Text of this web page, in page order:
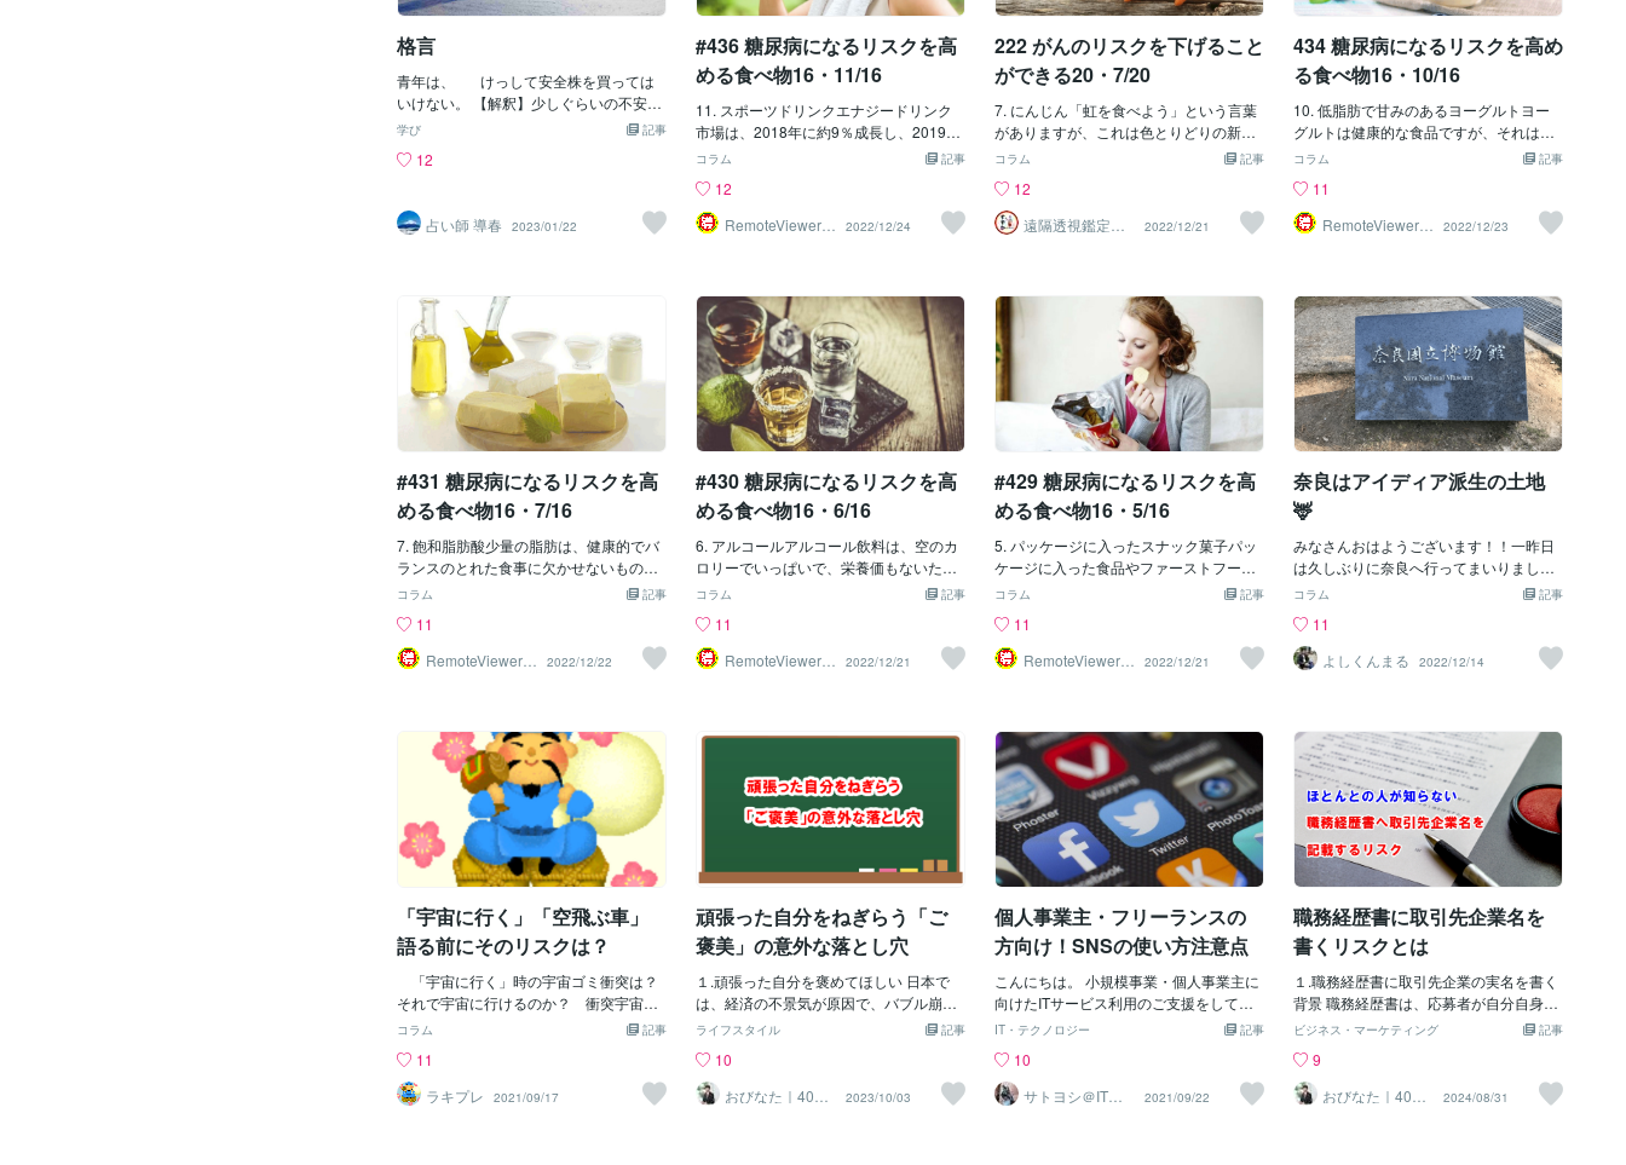
義務や、他の財政的義務に変更が生じる
可能性があります。日本の民法では、再
シナリオ このふたつを作ることです。 た
とえば飛行機に乗って、
コード→ 2⃣ 申し込む
るわけではありませんが、加工ケーキや
クッキーのような血糖指数の高い食品
急激に上昇させます。甘いものは血糖値
とインスリン値を急激に上昇させ、アン
ドロゲン分泌の増加、油分の生成、炎症
を引き起こし、これらはすべて健康状態
血糖値の問題、心臓病のリスク増加な
ど、危険な状態になる可能性がありま
尿病と診断されている方は、加工された
甘いものの摂取量を管理することが必要
です。甘いものは炭水化物の摂取量を大
幅に増やし、血糖値を上昇させる可能性
があります。精製された砂糖は、サトウ
キビやテンサイから糖分を抽出するため
に加工されたものです。低脂肪の食品
は、お菓子と同様、味付けに砂糖を使っ
ているため、最も悪い影響を及ぼしま
す。お菓子も
適度な量を守り、食べる頻度には気をつ
けましょう。レーズン1個（1オンス）の
カロリーは84kcalで、そのほとんどが糖
分によるものです。ドライフルーツは甘
くてエネルギーが豊富なため、一度に大
量に食べると糖分やカロリーの摂り過ぎ
になりがちです。1⃣ 割引クーポンをゲッ
る。 https://coconala.com/ 紫 光：クー
ポンコード→ H20WNK すずか：クーポ
ンコード→ NQGN1B 導 与：クーポン
DA92VV え ま：クーポンコード→
2⃣ 申し込む 紫 光：https://coconala.co
m/users/3566974 すずか：https://cocona
la.com/users/3162848 寿 花：https://co
conala.com/user
格言
青年は、 けっして安全株を買っては
いけない。 【解釈】少しぐらいの不安が
あっても、これだと思うものに将来を賭
人・作家 出典「牡鶏とアルルカン」 梅個
22005/228651 松個性(城) ：https://coc
onala.com/blogs/2722005/228889 桜個
onala.com/blogs/2722005/215858 １０
００円クーポン：https://coconala.com/in
vite/B5QXX3
記事
学び
12
占い師 導春 2023/01/22
#436 糖尿病になるリスクを高
める食べ物16・11/16
11. スポーツドリンクエナジードリンク
市場は、2018年に約9％成長し、2019年
には約8％増加する勢いです。エナジード
つあり、その人気の高まりとともに販売
数も伸びています。ソーダやポップなど
の清涼飲料水は今でも最も売れています
す。エナジードリンクの人気上昇の多く
は、主に若者を対象とした積極的なマー
ケティングキャンペーンと関係がありま
す。 平日や週末に特に活動的な人は、ス
ポーツドリンクでエネルギーと水分を補
給したくなることが多いでしょう。しか
し、多くのスポーツドリンクには砂糖や
人工甘味料が多く含まれていることに留
意してください。 エナジードリンクはカ
フェインと炭水化物を多く含むので、走
った後に飲むと効果的かもしれません。
しかし、研究によると、エナジードリン
クは血糖値を急上昇させるだけでなく、
インスリン抵抗性を引き起こす可能性が
尿病のリスクを高める可能性がありま
す。 カフェインの過剰摂取は、神経過敏
になり、血圧を上昇させ、不眠症の原因
を与える可能性があります。ほとんどの
水が最適です。大量に汗をかいたり、電
解質の損失が心配な場合は、水に少量の
ココナッツウォーターを加えたり、バナ
効果的です。新鮮なレモンやライムで味
で、さらにのどの渇きを癒しましょう。
1⃣ 割引クーポ
記事
コラム
12
RemoteViewer導
2022/12/24
222 がんのリスクを下げること
ができる20・7/20
7. にんじん「虹を食べよう」という言葉
がありますが、これは色とりどりの新鮮
な野菜や果物を食べることの大切さを意
菜には、ポリフェノールと呼ばれる多種
多様な抗酸化化合物が含まれており、そ
れぞれが異なる保護効果を持っているか
まれています。 抗酸化物質は、フリーラ
ジカルを中和する働きがあります。フリ
ーラジカルとは、電子を失った不安定な
酸素分子のことで、安定した他の酸素分
子から電子を奪って体内を動き回りま
す。その際、フリーラジカルは細胞やDN
Aにダメージを与えます。 フリーラジカ
ルが日常的に発生すると、慢性的な炎症
や酸化ストレスを引き起こし、がんなど
の慢性疾患を引き起こす可能性がありま
す。 フリーラジカルは、有害物質や環境
汚染物質の吸入、喫煙、飽和脂肪や塩
分、糖分の多い加工食品の摂取など、さ
まざまな方法で体内に侵入します。ま
結果として、体内で生成されることもあ
ります。 だからこそ、フリーラジカルに
電子を提供し、フリーラジカルを効果的
しており、カロテノイドと呼ばれる抗酸
化物質のポリフェノールを含んでいま
す。1000円割引クーポン https://coconal
a.com/ すずか：クーポンコード→ NQGN
1B 松個性(城)：https://coconala.com/blo
gs/3162848/220878 梅個性(大物)：http
s://coconala.com/blog
記事
コラム
12
遠隔透視鑑定
師・すずか✡
2022/12/21
434 糖尿病になるリスクを高め
る食べ物16・10/16
10. 低脂肪で甘みのあるヨーグルトヨー
グルトは健康的な食品ですが、それは全
脂肪、オーガニック、プレーンを選んだ
のヨーグルトを選び、砂糖の摂取を控え
ていると考えているようです。 適度な量
であれば、ヨーグルトは炭水化物、たん
カロリーに注意が必要です。ヨーグルト
はカルシウム、タンパク質、プロバイオ
ティクスの優れた供給源であり、ヨーグ
ルトを定期的に摂取することは、免疫系
の機能向上、体重管理、炎症の軽減につ
ながります。 低脂肪や加糖のヨーグルト
には砂糖が含まれていることが多いの
で、プレーンで全脂肪のオーガニックヨ
ーグルトを選んでみてください。もちろ
ん、ベリーなどの果物や、小さじ半分の
蜂蜜や本物のメープルシロップで甘みを
つけても構いません。もちろん、ベリー
などのフルーツや、小さじ半分のハチミ
ツやメープルシロップで甘みをつけても
する。 1000円割引クーポンをゲットす
る。 https://coconala.com/ 紫 光：クー
ポンコード→ H20WNK すずか：クーポ
ド→ B5QXX3 寿 花：クーポンコード→
DA92VV え ま：クーポンコード→
2⃣ 申し込む 紫 光：https://coconala.co
m/users/3566974 すずか：https://cocona
la.com/users/3162848 寿 花：https://co
co
記事
コラム
11
RemoteViewer導
2022/12/23
#431 糖尿病になるリスクを高
める食べ物16・7/16
7. 飽和脂肪酸少量の脂肪は、健康的でバ
ランスのとれた食事に欠かせないもので
す。脂肪は、体内で作ることのできない
D、Eは脂溶性で、脂質の助けがなければ
吸収されません。 食品に含まれる主な脂
肪の種類は飽和と不飽和で、ほとんどの
身の肉などの飽和脂肪酸を減らし、菜種
油やオリーブ油などの不飽和脂肪酸に置
き換えることが必要です。 飽和脂肪酸
は、甘いものもしょっぱいものも、多く
の食品に含まれています。そのほとんど
は、肉や乳製品などの動物性食品、そし
てパーム油やココナッツオイルなどの植
物性食品に由来しています。 飽和脂肪と
コレステロール値の上昇との間には、十
分な関連性があることを示す証拠があり
ます。Diabetes UKおよび英国栄養士協
会は、医療専門家に対し、飽和脂肪酸の
多い食事を勧めないよう呼びかけていま
す(3)。2型糖尿病患者に推奨される食事
わせたものであることが重要です。した
がって、飽和脂肪酸を多く含まない低炭
水化物や地中海式ダイエットのような食
記事
コラム
11
RemoteViewer導
2022/12/22
#430 糖尿病になるリスクを高
める食べ物16・6/16
6. アルコールアルコール飲料は、空のカ
ロリーでいっぱいで、栄養価もないた
め、ウエストには悪いニュースです。し
が含まれていることを考えていません。
サイダー1杯には小さじ5杯分の砂糖が含
まれており、世界保健機関（WHO）が1
血糖値に悪影響を及ぼし、大酒飲みの人
クが高まります。 糖尿病の方でもお酒を
飲むことはできますが、健康を維持する
ためにいくつか注意しなければならない
くのカロリーが含まれており、例えばラ
るため、病状を管理する能力に負担をか
けることになります。 お酒を飲むと、空
腹感が増すため太りやすくなり、2型糖尿
病の発症リスクも高まります。さらに、
大量飲酒はインスリンに対する体の感受
性を低下させ、これも2型糖尿病の引き金
の量が気になる場合は、お酒を飲むたび
にコップ1杯の水を飲む、低アルコール飲
料を選ぶ、食事の経験の一部としてお酒
記事
コラム
11
RemoteViewer導
2022/12/21
#429 糖尿病になるリスクを高
める食べ物16・5/16
5. パッケージに入ったスナック菓子パッ
ケージに入った食品やファーストフー
ド、特に焼き菓子やお菓子、チップス、
いものリストに入れる必要があります。
ポテトチップスのような包装されたスナ
ック菓子には、不健康な脂肪分が多く含
ランス脂肪酸に変化しています。植物性
油脂は非常に不健康なものですが、買い
物客は簡単に手に入れることができま
す。 1日に摂取する砂糖の大部分は、健
康的な食品として販売されている様々な
パッケージ食品や加工食品に隠されてい
ます。健康的な食品として販売されてい
る食品の多くは、健康的であるかのよう
に見せかけ、実際には糖分を多く含んで
います。 最も一般的な例は、「ナチュラ
ル」、「ヘルシー」、「低脂肪」、「ダ
イエット」、「ライト」などのラベルで
す。これらの製品は、脂肪分やカロリー
は低いかもしれませんが、砂糖がたっぷ
た、これらのラベルは、非常にカラフル
で魅力的なパッケージに入っているた
め、簡単に見つけることができ、2つで1
記事
コラム
11
RemoteViewer導
2022/12/21
奈良はアイディア派生の土地
🦌
みなさんおはようございます！！一昨日
は久しぶりに奈良へ行ってまいりまし
た。かなり充実しました、思ってた以上
上のスケールがでかい経験を積むことっ
てあるんですよね。それは頭でわかって
るけど行動できない人はいち早く行動し
ってみて経験する。その経験がポジティ
ブかネガティブかメリットデメリットで
生産性ばかりを重視しないで欲しいのは
僕の生き方としては重要視しています。
なので利益とか物質的快楽価値観だけに
囚われず、トキメキ起点と素直マインド
重視で動きましょうね！！鹿が可愛かっ
た...気づいたアイディアはすぐにメモす
る意識！！そしてただ単に行動するだけ
じゃなく行動して気づいたことや得られ
た知識経験はメモしましょう。to doリス
トを細かく炙り出すんです。そうすると
今本当に自分がしたいことと、必要ない
ことが改めてわかります！！どうせ一度
いに決まってますよね？！こういうこと
なんです笑きっと僕以外にもこういった
やるべきリストを明確化して行動に移す
記事
コラム
11
よしくんまる
2022/12/14
「宇宙に行く」「空飛ぶ車」
語る前にそのリスクは？
「宇宙に行く」時の宇宙ゴミ衝突は？
それで宇宙に行けるのか？ 衝突宇宙ゴ
ミの落下は？その被害損害の責任は誰が
んだよね。それなら宇宙ゴミ何とかして
から行って欲しい。 地球がヤバくて宇
宙に逃げ出したいのだろうけど、たぶん
記事
コラム
11
ラキプレ
2021/09/17
頑張った自分をねぎらう「ご
褒美」の意外な落とし穴
１.頑張った自分を褒めてほしい 日本で
は、経済の不景気が原因で、バブル崩壊
以降の30年間、賃金が変わっていませ
す。 ・1990年 約4,160,000円 ・2000
年 約4,490,000円 ・2010年 約4,190,0
00円 円高によるインフレもあり、今後も
記事
ライフスタイル
10
おびなた｜40
代・50代の就活
2023/10/03
個人事業主・フリーランスの
方向け！SNSの使い方注意点
こんにちは。 小規模事業・個人事業主に
向けたITサービス利用のご支援をしてい
ます！ ITコーディネータさとよです。 今
いきたいと思います。フリーランス・個
人事業主の皆様はSNSを利用して自身の
サービスについて宣伝目的に利用される
記事
IT・テクノロジー
10
サトヨシ＠ITマ
ン
2021/09/22
職務経歴書に取引先企業名を
書くリスクとは
１.職務経歴書に取引先企業の実名を書く
背景 職務経歴書は、応募者が自分自身の
経験やスキルを、応募先企業へアピール
や販売職の場合、取引先企業の実名や売
上金額などを記載することで、具体的な
実績を示すことができ、書類の信頼性を
記事
ビジネス・マーケティング
9
おびなた｜40
代・50代の就活
2024/08/31